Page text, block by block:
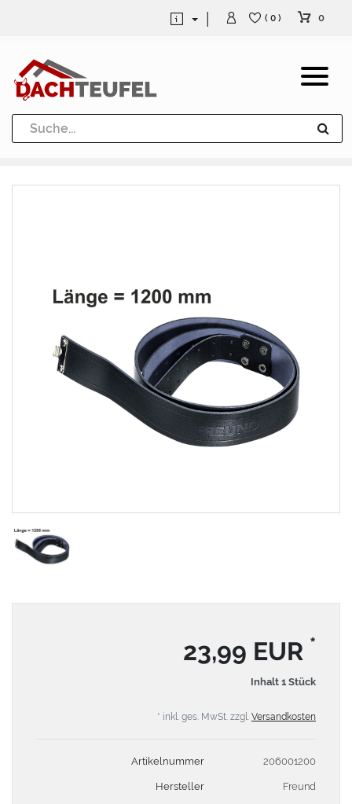
Dachrinne und Fallrohre
Werkzeuge und Löttechnik
( 0 ) 0
23,99 EUR *
Inhalt 1 Stück
* inkl. ges. MwSt. zzgl. Versandkosten
Artikelnummer 206001200
Hersteller Freund